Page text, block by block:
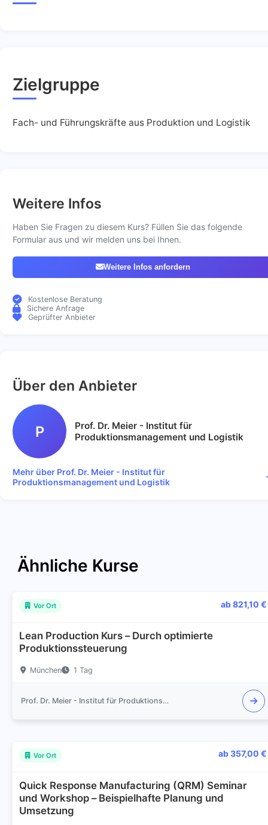
Zielgruppe
Fach- und Führungskräfte aus Produktion und Logistik
Weitere Infos
Haben Sie Fragen zu diesem Kurs? Füllen Sie das folgende
Formular aus und wir melden uns bei Ihnen.
Weitere Infos anfordern
Kostenlose Beratung
Sichere Anfrage
Geprüfter Anbieter
Über den Anbieter
P
Prof. Dr. Meier - Institut für
Produktionsmanagement und Logistik
Mehr über Prof. Dr. Meier - Institut für
Produktionsmanagement und Logistik
Ähnliche Kurse
Vor Ort ab 821,10 €
Lean Production Kurs – Durch optimierte
Produktionssteuerung
München 1 Tag
Prof. Dr. Meier - Institut für Produktionsmanagement und Logistik
Vor Ort ab 357,00 €
Quick Response Manufacturing (QRM) Seminar
und Workshop – Beispielhafte Planung und
Umsetzung